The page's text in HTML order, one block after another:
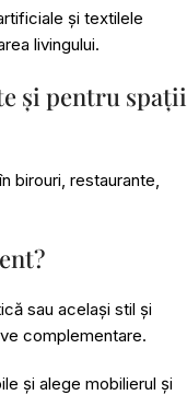
și textilele
livingului.
și pentru spații
birouri, restaurante,
sau același stil și
complementare.
și alege mobilierul și